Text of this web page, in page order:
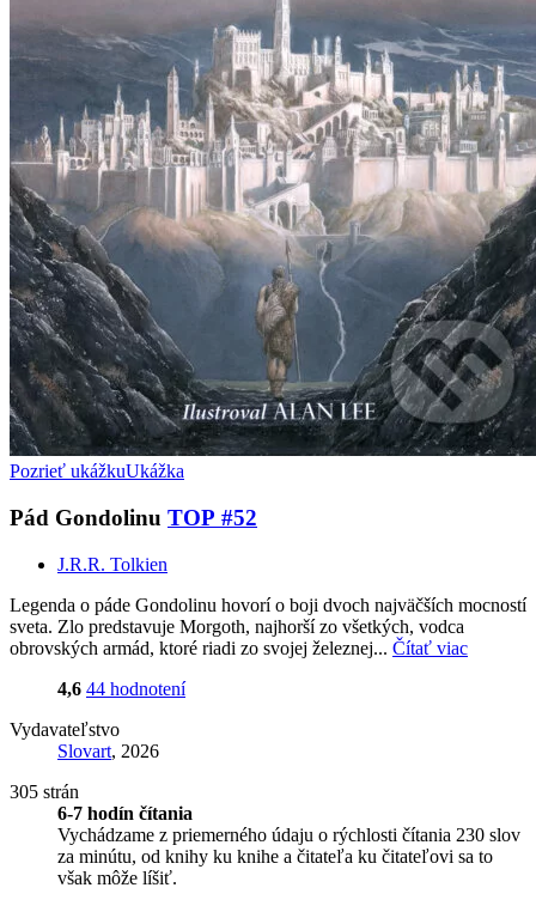
Pozrieť ukážkuUkážka
Pád Gondolinu TOP #52
J.R.R. Tolkien
Legenda o páde Gondolinu hovorí o boji dvoch najväčších mocností
sveta. Zlo predstavuje Morgoth, najhorší zo všetkých, vodca
obrovských armád, ktoré riadi zo svojej železnej... Čítať viac
4,6 44 hodnotení
Vydavateľstvo
Slovart, 2026
305 strán
6-7 hodín čítania
Vychádzame z priemerného údaju o rýchlosti čítania 230 slov
za minútu, od knihy ku knihe a čitateľa ku čitateľovi sa to
však môže líšiť.